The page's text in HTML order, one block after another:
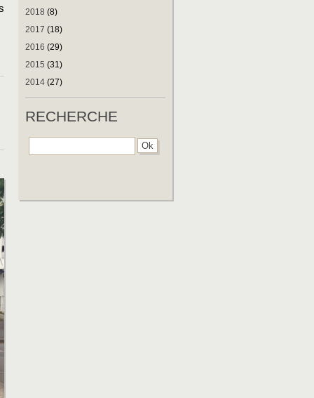
2018 (8)
2017 (18)
2016 (29)
2015 (31)
2014 (27)
RECHERCHE